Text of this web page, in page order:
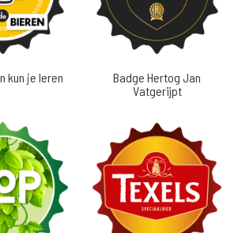
kun je leren
Badge Hertog Jan
Vatgerijpt